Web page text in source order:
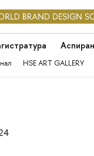
HSE ART GALLERY